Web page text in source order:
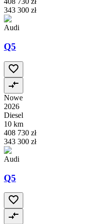
343 300 zł
Audi
Q5
Nowe
2026
Diesel
10 km
408 730 zł
343 300 zł
Audi
Q5